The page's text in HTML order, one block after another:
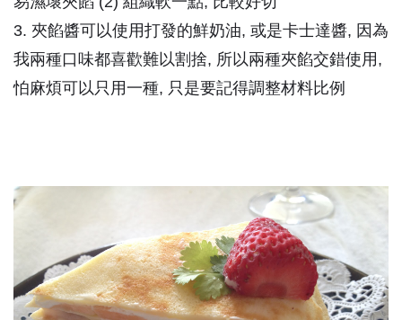
3. 夾餡醬可以使用打發的鮮奶油, 或是卡士達醬, 因為
我兩種口味都喜歡難以割捨, 所以兩種夾餡交錯使用,
怕麻煩可以只用一種, 只是要記得調整材料比例